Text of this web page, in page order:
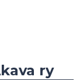
ry